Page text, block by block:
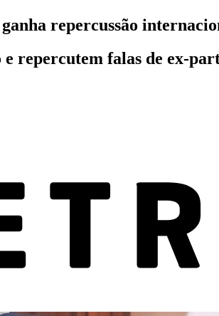
repercussão
repercutem falas de ex-